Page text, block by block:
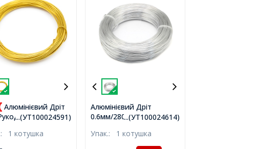
...(УТ100024591)
Алюмінієвий Дріт
Золото,
1 котушка
...(УТ100024614)
Алюмінієвий Дріт
0.6мм/280м, Срібло,
котушка,
Упак.: 1 котушка